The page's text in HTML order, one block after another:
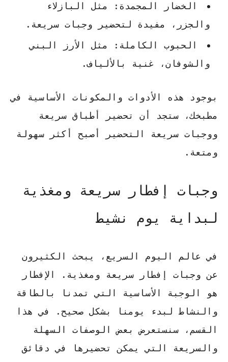
الخضار المجمدة : مثل البازلاء
والجزر، مفيدة لتحضير وجبات سريعة.
الحبوب الكاملة : مثل الأرز البني
والشوفان، غنية بالألياف.
بوجود هذه الأدوات والمكونات الأساسية في
مطبخك، ستجد أن تحضير
أطباق سريعة
ووجبات سريعة التحضير
أصبح أكثر سهولة
ومتعة.
وجبات إفطار سريعة ومغذية
لبداية يوم نشيط
في عالم اليوم السريع، يبحث الكثيرون
عن وجبات إفطار سريعة ومغذية. الإفطار
هو الوجبة الأساسية التي تمدنا بالطاقة
والنشاط لبدء يومنا بشكل صحيح. في هذا
القسم، سنستعرض بعض الوصفات السهلة
والسريعة التي يمكن تحضيرها في دقائق